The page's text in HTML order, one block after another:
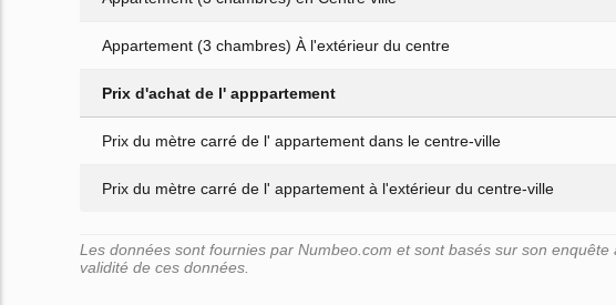
Appartement (3 chambres) À l'extérieur du centre
Prix d'achat de l' apppartement
Prix du mètre carré de l' appartement dans le centre-ville
Prix du mètre carré de l' appartement à l'extérieur du centre-ville
Les données sont fournies par Numbeo.com et sont basés sur son
validité de ces données.